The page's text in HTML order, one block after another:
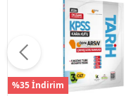
%35 İndirim